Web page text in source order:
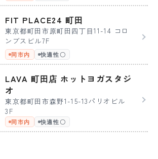
FIT PLACE24 町田
東京都町田市原町田四丁目11-14 コロ
ンブスビル7F
同市内 快適性〇
LAVA 町田店 ホットヨガスタジ
オ
東京都町田市森野1-15-13パリオビル
3F
同市内 快適性〇